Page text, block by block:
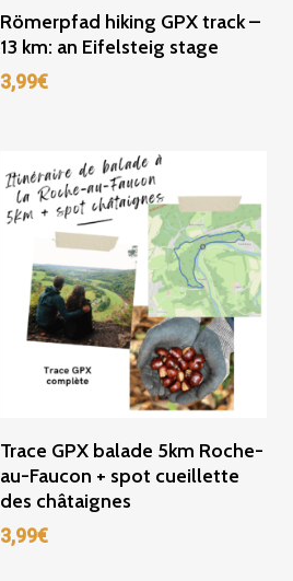
Ajouter Au Panier
Römerpfad hiking GPX track –
13 km: an Eifelsteig stage
3,99€
Ajouter Au Panier
Trace GPX balade 5km Roche-
au-Faucon + spot cueillette
des châtaignes
3,99€